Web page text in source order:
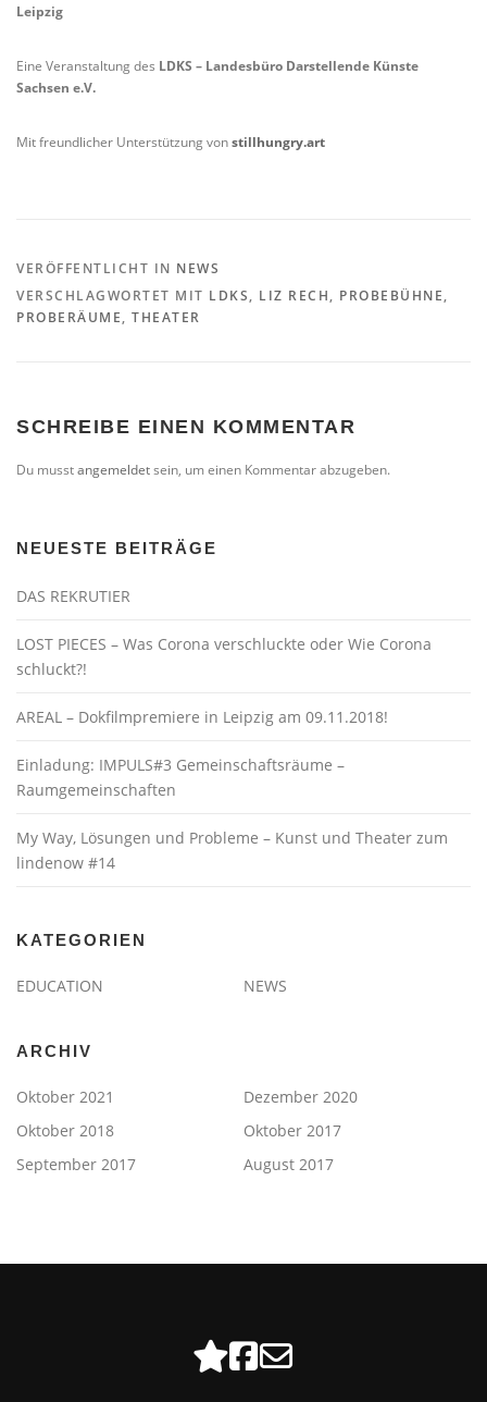
Leipzig
Eine Veranstaltung des LDKS – Landesbüro Darstellende Künste
Sachsen e.V.
Mit freundlicher Unterstützung vonstillhungry.art
VERÖFFENTLICHT IN NEWS
VERSCHLAGWORTET MIT LDKS, LIZ RECH, PROBEBÜHNE,
PROBERÄUME, THEATER
SCHREIBE EINEN KOMMENTAR
Du musstangemeldetsein, um einen Kommentar abzugeben.
NEUESTE BEITRÄGE
DAS REKRUTIER
LOST PIECES – Was Corona verschluckte oder Wie Corona
schluckt?!
AREAL – Dokfilmpremiere in Leipzig am 09.11.2018!
Einladung: IMPULS#3 Gemeinschaftsräume –
Raumgemeinschaften
My Way, Lösungen und Probleme – Kunst und Theater zum
lindenow #14
KATEGORIEN
EDUCATION NEWS
ARCHIV
Oktober 2021
Dezember 2020
Oktober 2018
Oktober 2017
September 2017
August 2017